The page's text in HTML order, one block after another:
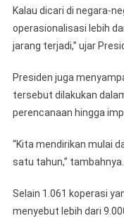
Kalau dicari di negara-
operasionalisasi lebih
jarang terjadi,” ujar
Presiden juga
tersebut dilakukan
perencanaan hingga
“Kita mendirikan mulai
satu tahun,” tambahnya.
Selain 1.061 koperasi
menyebut lebih dari